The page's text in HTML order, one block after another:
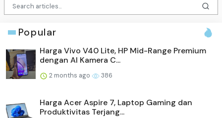
Popular
Harga Vivo V40 Lite, HP Mid-Range Premium
dengan AI Kamera C...
2 months ago 386
Harga Acer Aspire 7, Laptop Gaming dan
Produktivitas Terjang...